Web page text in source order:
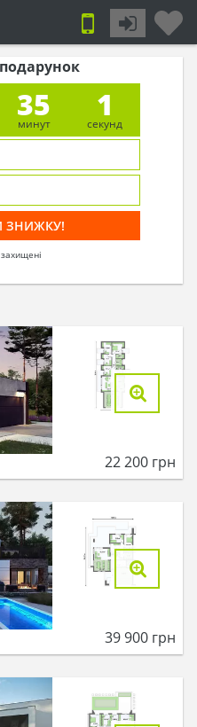
35
минут
0
секунд
22 200 грн
39 900 грн